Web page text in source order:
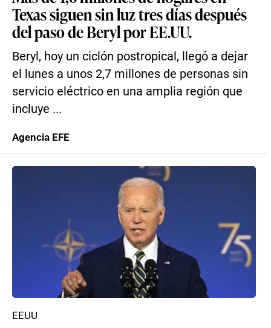
Texas siguen sin luz tres días después
del paso de Beryl por EE.UU.
Beryl, hoy un ciclón postropical, llegó a dejar
el lunes a unos 2,7 millones de personas sin
servicio eléctrico en una amplia región que
incluye ...
Agencia EFE
EEUU